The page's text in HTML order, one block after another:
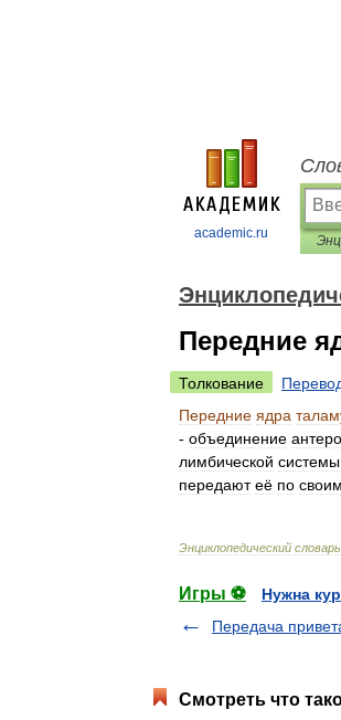
academic.ru
Передние
Толкование
Передние ядра
- объединение
лимбической системы
передают её по своим
Энциклопедический словарь
Игры ⚽
Нужна
Передача
Смотреть что